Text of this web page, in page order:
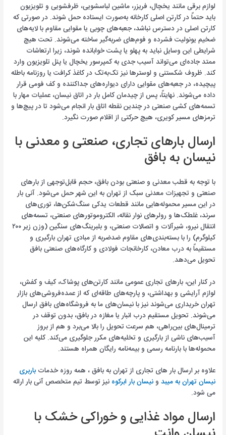
لوازم برقی مانند یخچال، فریزر، ماشین لباسشویی، ظرفشویی و تلویزیون
باید حتماً در کارتن اصلی کارخانه به‌صورت ایستاده حمل شوند. در صورتی که
کارتن اصلی در دسترس نباشد، جعبه‌های چوبی یا مقوایی مقاوم با لایه‌های
ضخیم یونولیت فشرده و فوم‌های ضربه‌گیر ساخته می‌شوند. تحت هیچ
شرایطی این وسایل نباید به پهلو یا پشت خوابانده شوند، زیرا ارتعاشات
ممتد جاده‌ای می‌تواند آسیب جدی به کمپرسور یخچال یا پنل تلویزیون وارد
کند. ظروف شکستنی و لوسترها نیز تک‌به‌تک در کاغذ کرافت یا روزنامه باطله
پیچیده، در جعبه‌های مقوایی دارای دیواره‌های جداکننده و کف فومی قرار
داده می‌شوند. نهایتاً، پس از چیدمان کامل بار در اتاق نیسان، عملیات مهار با
تسمه‌های کشی صنعتی در چندین نقطه اتاق بار انجام می‌شود تا در پیچ‌ها و
ترمزهای مسیر کویری، هیچ حرکتی از اقلام صورت نگیرد.
ارسال بارهای تجاری، صنعتی و معدنی با
نیسان به بافق
با توجه به قطب معدنی و صنعتی بودن بافق، حجم قابل‌توجهی از بارهای
صنعتی و تجهیزات معدنی سبک از تهران به این شهر حمل می‌شود. آنی بار
در این مسیر محموله‌هایی مانند قطعات یدکی سنگ‌شکن‌ها، توری‌های
سرند، غلطک‌ها و رولرهای نوار نقاله، الکتروموتورهای صنعتی، تسمه‌های
انتقال نیرو، شیرآلات و اتصالات صنعتی، و بلبرینگ‌های سنگین (وزن زیر ۲۰۰
کیلوگرم) را با بسته‌بندی‌های مقاوم ضدضربه از مبادی تهران بارگیری و
مستقیماً به درب معادن، کارخانجات فولادی و کارگاه‌های صنعتی بافق
تحویل می‌دهد.
در کنار این، بارهای تجاری عمومی مانند کارتن‌های پوشاک، کیف و کفش،
لوازم آرایشی و بهداشتی، و پارچه‌های طاقه‌ای که از عمده‌فروشی‌های بازار
تهران خریداری می‌شوند نیز با نیسان‌های ما به فروشگاه‌های بافق ارسال
می‌شوند. تحویل مستقیم درب انبار یا مغازه در بافق، بدون توقف در
ترمینال‌های بین‌راهی، هم سرعت تحویل را بالا می‌برد و هم از بروز
آسیب‌های ناشی از بارگیری و تخلیه‌های مکرر جلوگیری می‌کند. کلیه این
محموله‌ها با بارنامه رسمی و بیمه‌نامه رایگان همراه هستند.
علاوه بر ارسال بار های تجاری از تهران به بافق ، همه روزه خدماتباربری
نیسان تهران به میبد ونیسان بار ابرکوه نیز توسط تیم متخصص آنی بار ارائه
می شود.
ارسال مواد غذایی و خوراکی خشک با